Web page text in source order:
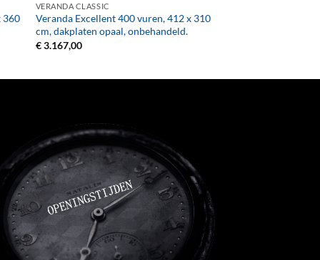
360
VERANDA CLASSIC
Veranda Excellent 400 vuren, 412 x 310
cm, dakplaten opaal, onbehandeld.
€3.167,00